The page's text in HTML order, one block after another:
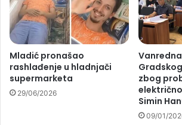
Mladić pronašao
rashlađenje u hladnjači
supermarketa
29/06/2026
zbog
Simin
09/01/